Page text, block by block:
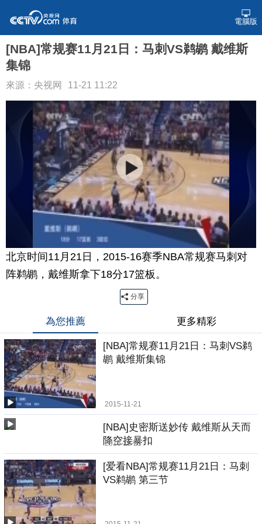
電腦版
[NBA]常规赛11月21日：马刺VS鹈鹕 戴维斯
集锦
來源：央视网 11-21 11:22
北京时间11月21日，2015-16赛季NBA常规赛马刺对
阵鹈鹕，戴维斯拿下18分17篮板。
分享
為您推薦 更多精彩
[NBA]常规赛11月21日：马刺VS鹈
鹕 戴维斯集锦
2015-11-21
[NBA]史密斯送妙传 戴维斯从天而
降空接暴扣
2015-11-21
[爱看NBA]常规赛11月21日：马刺
VS鹈鹕 第三节